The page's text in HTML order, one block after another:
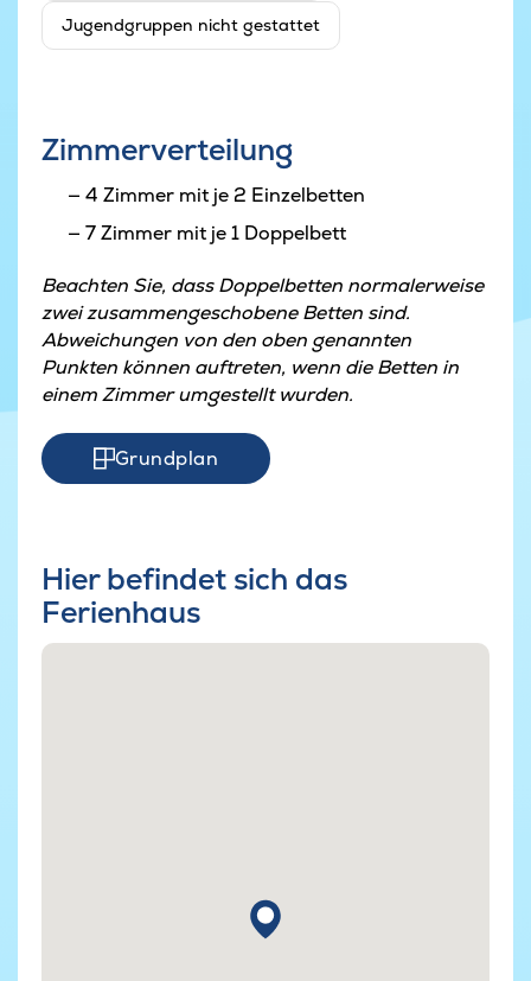
Jugendgruppen nicht gestattet
Zimmerverteilung
4 Zimmer mit je 2 Einzelbetten
7 Zimmer mit je 1 Doppelbett
Beachten Sie, dass Doppelbetten normalerweise
zwei zusammengeschobene Betten sind.
Abweichungen von den oben genannten
Punkten können auftreten, wenn die Betten in
einem Zimmer umgestellt wurden.
Grundplan
Hier befindet sich das
Ferienhaus